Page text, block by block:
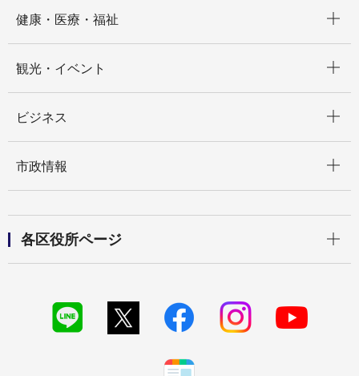
健康・医療・福祉
観光・イベント
ビジネス
市政情報
各区役所ページ